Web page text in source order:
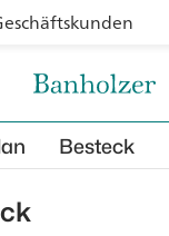
Besteck